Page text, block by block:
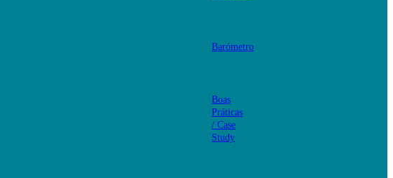
Barómetro
Boas
Práticas
/ Case
Study